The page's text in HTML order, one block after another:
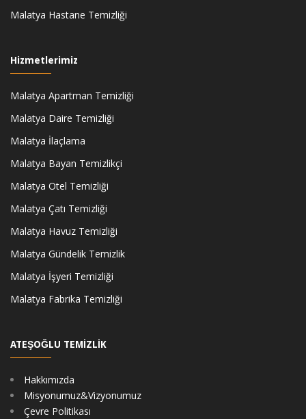
Malatya Hastane Temizliği
Hizmetlerimiz
Malatya Apartman Temizliği
Malatya Daire Temizliği
Malatya İlaçlama
Malatya Bayan Temizlikçi
Malatya Otel Temizliği
Malatya Çatı Temizliği
Malatya Havuz Temizliği
Malatya Gündelik Temizlik
Malatya İşyeri Temizliği
Malatya Fabrika Temizliği
ATEŞOĞLU TEMİZLİK
Hakkımızda
Misyonumuz&Vizyonumuz
Çevre Politikası